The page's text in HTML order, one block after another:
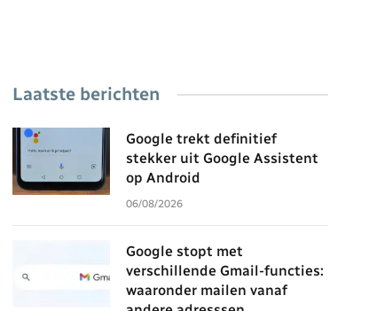
Laatste berichten
Google trekt definitief
stekker uit Google Assistent
op Android
06/08/2026
Google stopt met
verschillende Gmail-functies:
waaronder mailen vanaf